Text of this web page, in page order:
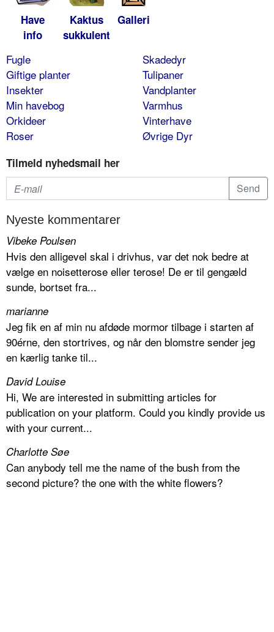
Have
info
Kaktus
sukkulent
Galleri
Fugle
Giftige planter
Insekter
Min havebog
Orkideer
Roser
Skadedyr
Tulipaner
Vandplanter
Varmhus
Vinterhave
Øvrige Dyr
Tilmeld nyhedsmail her
Nyeste kommentarer
Vibeke Poulsen
Hvis den alligevel skal i drivhus, var det nok bedre at
vælge en noisetterose eller terose! De er til gengæld
sunde, bortset fra...
marianne
Jeg fik en af min nu afdøde mormor tilbage i starten af
90érne, den stortrives, og når den blomstre sender jeg
en kærlig tanke til...
David Louise
Hi, We are interested in submitting articles for
publication on your platform. Could you kindly provide us
with your current...
Charlotte Søe
Can anybody tell me the name of the bush from the
second picture? the one with the white flowers?